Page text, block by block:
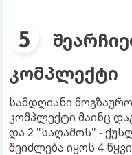
კომპლექტი
სამდღიანი
კომპლექტი მაინც
და 2 "საღამოს" -
შეიძლება იყოს 4